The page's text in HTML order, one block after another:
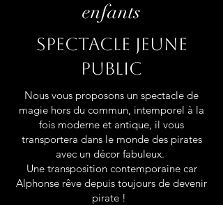
enfants
Spectacle jeune
public
Nous vous proposons un spectacle de
magie hors du commun, intemporel à la
fois moderne et antique, il vous
transportera dans le monde des pirates
avec un décor fabuleux.
Une transposition contemporaine car
Alphonse rêve depuis toujours de devenir
pirate !